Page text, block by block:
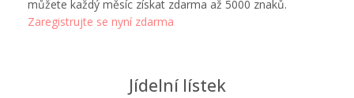
můžete každý měsíc získat zdarma až 5000 znaků.
Zaregistrujte se nyní zdarma
Jídelní lístek